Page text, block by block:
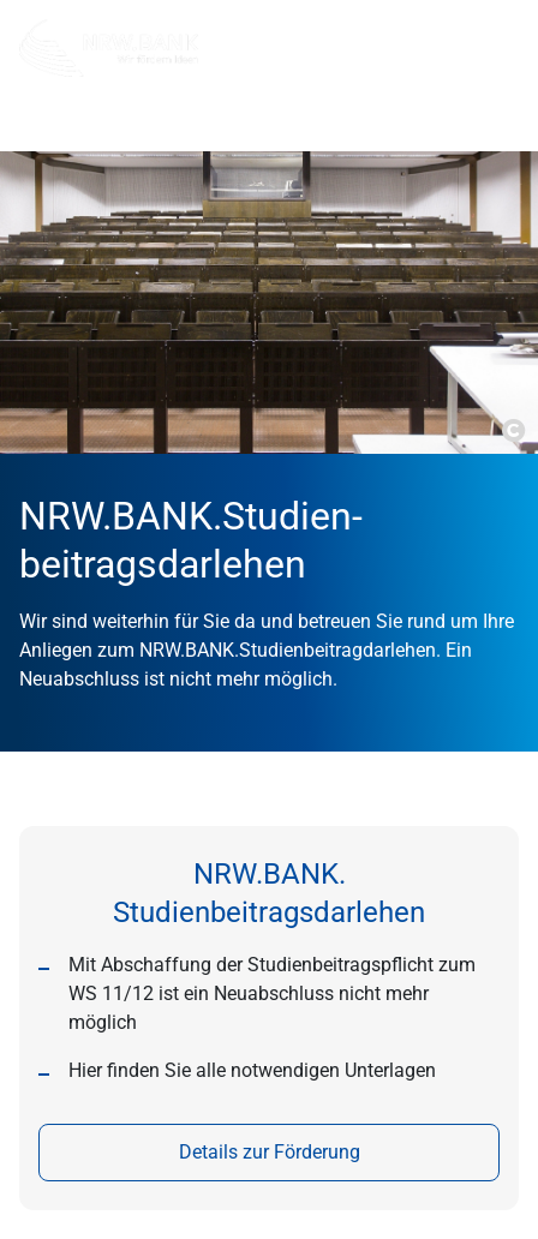
NRW.BANK.Studien­
beitragsdarlehen
Wir sind weiterhin für Sie da und betreuen Sie rund um Ihre
Anliegen zum NRW.BANK.Studienbeitragdarlehen. Ein
Neuabschluss ist nicht mehr möglich.
NRW.BANK.
Studienbeitragsdarlehen
Mit Abschaffung der Studienbeitragspflicht zum
WS 11/12 ist ein Neuabschluss nicht mehr
möglich
Hier finden Sie alle notwendigen Unterlagen
Details zur Förderung